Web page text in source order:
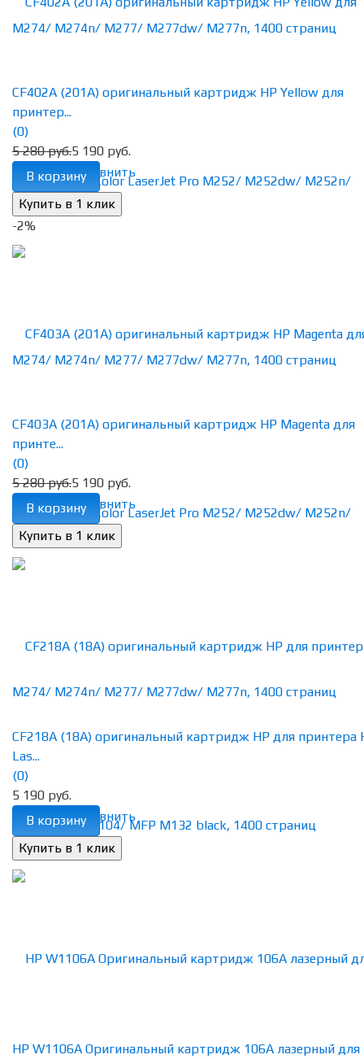
избранное сравнить
CF402A (201A) оригинальный картридж HP Yellow для
принтер...
(0)
5 280 руб.5 190 руб.
В корзину
-2%
избранное сравнить
CF403A (201A) оригинальный картридж HP Magenta для
принте...
(0)
5 280 руб.5 190 руб.
В корзину
избранное сравнить
CF218A (18A) оригинальный картридж HP для принтера
Las...
(0)
5 190 руб.
В корзину
HP W1106A Оригинальный картридж 106A лазерный для